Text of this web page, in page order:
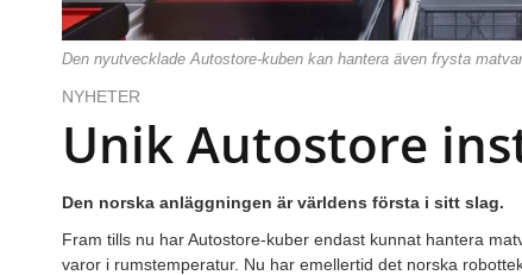
Den nyutvecklade Autostore-kuben kan hantera även frysta
NYHETER
Unik Autostore
Den norska anläggningen är världens första i sitt slag.
Fram tills nu har Autostore-kuber endast kunnat hantera
varor i rumstemperatur. Nu har emellertid det norska